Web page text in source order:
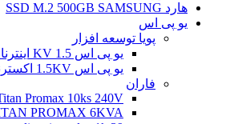
هارد SSD M.2 500GB SAMSUNG
یو پی اس
پویا توسعه افزار
یو پی اس 1.5 KV اینترنال
یو پی اس 1.5KV اکسترنال
فاران
Promax 10ks 240V
PROMAX 6KVA